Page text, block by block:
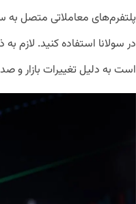
در سولانا استفاده کنید.
است به دلیل تغییرات بازار و